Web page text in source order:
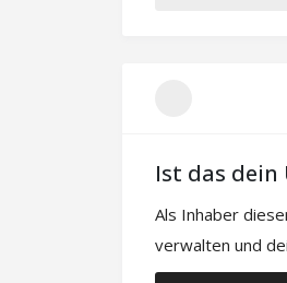
Ist das dein
Als Inhaber
verwalten und